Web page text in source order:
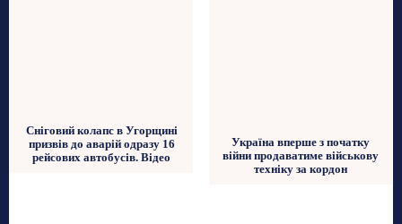
Сніговий колапс в Угорщині
призвів до аварій одразу 16
рейсових автобусів. Відео
Україна вперше з початку
війни продаватиме військову
техніку за кордон